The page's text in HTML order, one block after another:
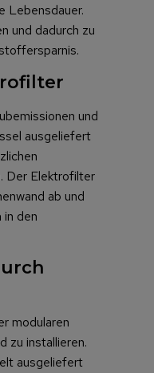
Lebensdauer.
und dadurch zu
und
ausgeliefert
Der Elektrofilter
ab und
den
modularen
zu installieren.
ausgeliefert